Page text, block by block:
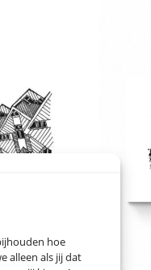
hoe
alleen als jij dat